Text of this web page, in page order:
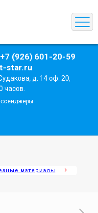
+7 (926) 601-20-59
star.ru
д. 14 оф. 20,
часов.
материалы